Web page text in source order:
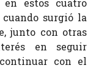
estos cuatro
surgió la
junto con otras
en seguir
con el